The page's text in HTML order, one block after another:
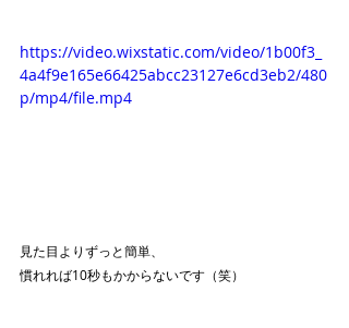
https://video.wixstatic.com/video/1b00f3_
4a4f9e165e66425abcc23127e6cd3eb2/480
p/mp4/file.mp4
見た目よりずっと簡単、
慣れれば10秒もかからないです（笑）